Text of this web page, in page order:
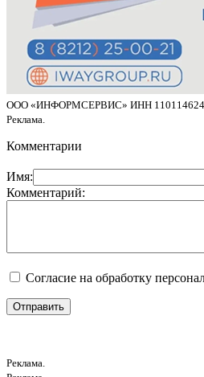
ООО «ИНФОРМСЕРВИС» ИНН 1101146248
Реклама.
Комментарии
Имя:
Комментарий:
Согласие на обработку
Реклама.